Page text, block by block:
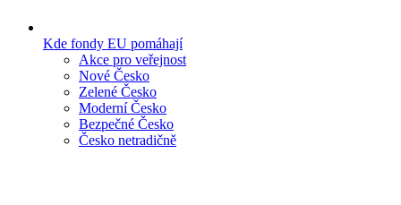
Kde fondy EU pomáhají
Akce pro veřejnost
Nové Česko
Zelené Česko
Moderní Česko
Bezpečné Česko
Česko netradičně